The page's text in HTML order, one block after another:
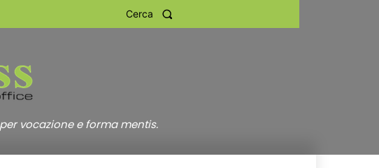
Cerca
vocazione e forma mentis.